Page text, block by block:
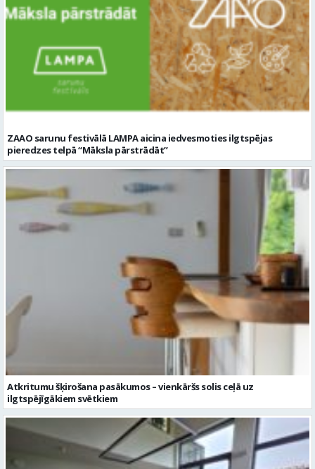
ZAAO sarunu festivālā LAMPA aicina iedvesmoties ilgtspējas
pieredzes telpā “Māksla pārstrādāt”
Atkritumu šķirošana pasākumos – vienkāršs solis ceļā uz
ilgtspējīgākiem svētkiem